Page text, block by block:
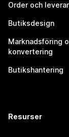
Order och
Butiksdesign
Marknadsföring
konvertering
Butikshantering
Resurser